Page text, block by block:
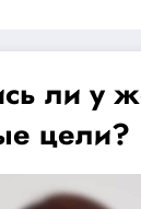
ли у
цели?